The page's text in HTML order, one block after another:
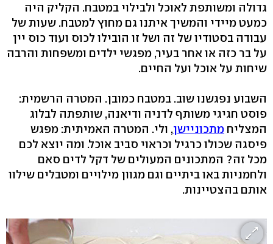
גדולה ומשותפת לאוכל ולבילוי במטבח. הקליק היה
כמעט מיידי והמשיך איתנו גם מחוץ למטבח. שעות של
עבודה בסטודיו של זה ושל זו הובילו לכוס ועוד כוס יין
על בר כזה או אחר בעיר, מפגשי ילדים ומשפחות והרבה
שיחות על אוכל ועל החיים.
השבוע נפגשנו שוב. במטבח כמובן. המטרה הרשמית:
פוסט חגיגי משותף לדניה ודיאנה, שותפתה לבלוג
המצליח מתכוניישן, ולי. המטרה האמיתית: מפגש
פיסגה שכולו כרגיל וכראוי סביב אוכל. ומה יוצא לכם
מכל זה? המתכונים המעולים של דקל לדים סאם
ולחמניות באו ביתיים וגם מגוון מילויים ומטבלים שילוו
אותם בהצטיינות.